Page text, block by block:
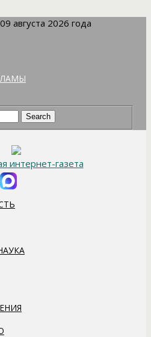
августа 2026 года
интернет-газета